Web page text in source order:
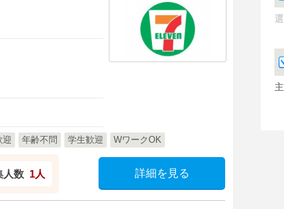
迎 年齢不問 学生歓迎 WワークOK
人数 1人 詳細を見る